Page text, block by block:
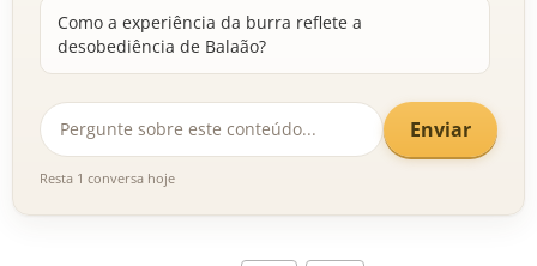
Como a experiência da burra reflete a
desobediência de Balaão?
Enviar
Resta 1 conversa hoje